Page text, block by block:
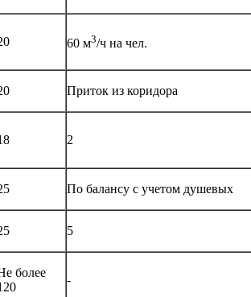
60 м3/ч на чел.
Приток из коридора
2
По балансу с учетом душевых
5
более
-